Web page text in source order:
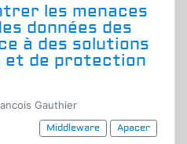
les menaces
données des
à des solutions
et de protection
Gauthier
Middleware
Apacer